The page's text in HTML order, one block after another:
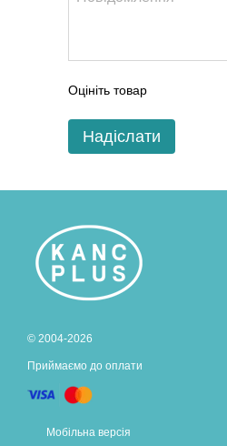
Оцініть товар
Надіслати
© 2004-2026
Приймаємо до оплати
Мобільна версія